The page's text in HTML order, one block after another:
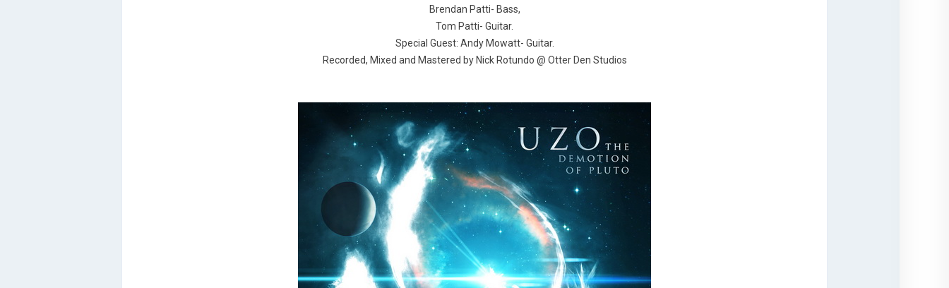
Brendan Patti- Bass,
Tom Patti- Guitar.
Special Guest: Andy Mowatt- Guitar.
Recorded, Mixed and Mastered by Nick Rotundo @ Otter Den Studios